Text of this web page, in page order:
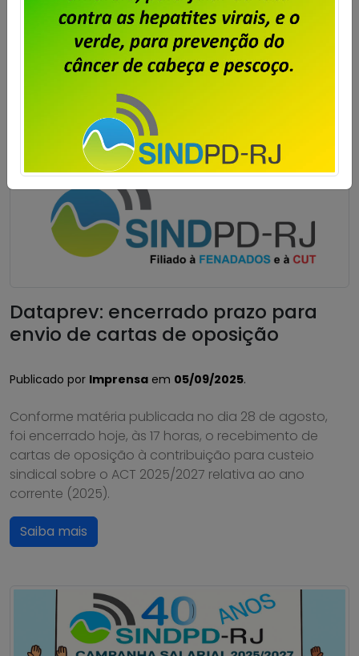
Saiba mais
Dataprev: encerrado prazo para
envio de cartas de oposição
Publicado por Imprensa em 05/09/2025.
Conforme matéria publicada no dia 28 de agosto,
foi encerrado hoje, às 17 horas, o recebimento de
cartas de oposição à contribuição para custeio
sindical sobre o ACT 2025/2027 relativa ao ano
corrente (2025).
Saiba mais